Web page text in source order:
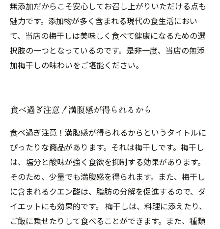
無添加だからこそ安心してお召し上がりいただける点も
魅力です。添加物が多く含まれる現代の食生活におい
て、当店の梅干しは美味しく食べて健康になるための選
択肢の一つとなっているのです。是非一度、当店の無添
加梅干しの味わいをご堪能ください。
食べ過ぎ注意！満腹感が得られるから
食べ過ぎ注意！満腹感が得られるからというタイトルに
ぴったりな商品があります。それは梅干しです。梅干し
は、塩分と酸味が強く食欲を抑制する効果があります。
そのため、少量でも満腹感を得られます。また、梅干し
に含まれるクエン酸は、脂肪の分解を促進するので、ダ
イエットにも効果的です。 梅干しは、料理に添えたり、
ご飯に乗せたりして食べることができます。また、種類